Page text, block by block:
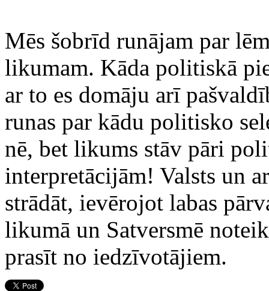
Mēs šobrīd runājam par
likumam. Kāda politiskā
ar to es domāju arī
runas par kādu politisko
nē, bet likums stāv pāri
interpretācijām! Valsts un
strādāt, ievērojot labas
likumā un Satversmē
prasīt no iedzīvotājiem.